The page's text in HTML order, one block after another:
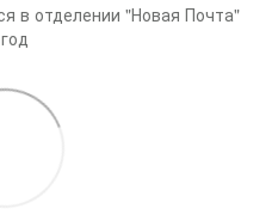
в отделении "Новая Почта"